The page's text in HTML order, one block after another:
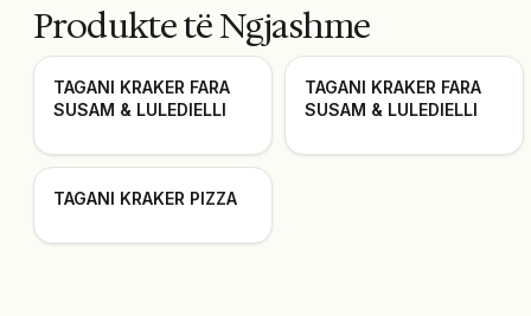
Produkte të Ngjashme
TAGANI KRAKER FARA
SUSAM & LULEDIELLI
TAGANI KRAKER FARA
SUSAM & LULEDIELLI
TAGANI KRAKER PIZZA